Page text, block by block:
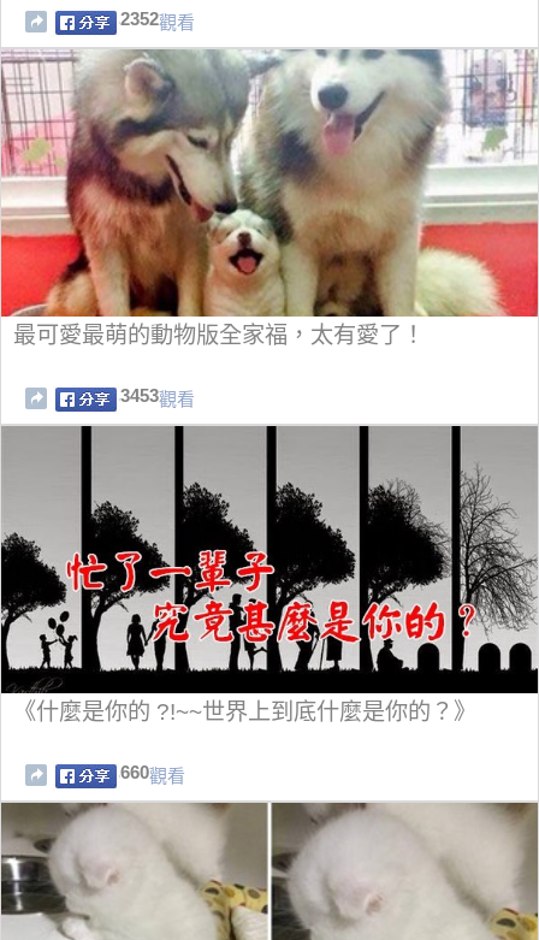
2352觀看
最可愛最萌的動物版全家福，太有愛了！
3453觀看
《什麼是你的 ?!~~世界上到底什麼是你的？》
660觀看